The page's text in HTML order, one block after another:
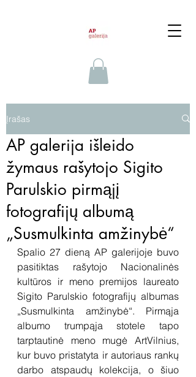
Įrašas
AP galerija išleido
žymaus rašytojo Sigito
Parulskio pirmąjį
fotografijų albumą
„Susmulkinta amžinybė“
Spalio 27 dieną AP galerijoje buvo
pasitiktas rašytojo Nacionalinės
kultūros ir meno premijos laureato
Sigito Parulskio fotografijų albumas
„Susmulkinta amžinybė“. Pirmąja
albumo trumpąja stotele tapo
tarptautinė meno mugė ArtVilnius,
kur buvo pristatyta ir autoriaus rankų
darbo atspaudų kolekcija, o šiuo